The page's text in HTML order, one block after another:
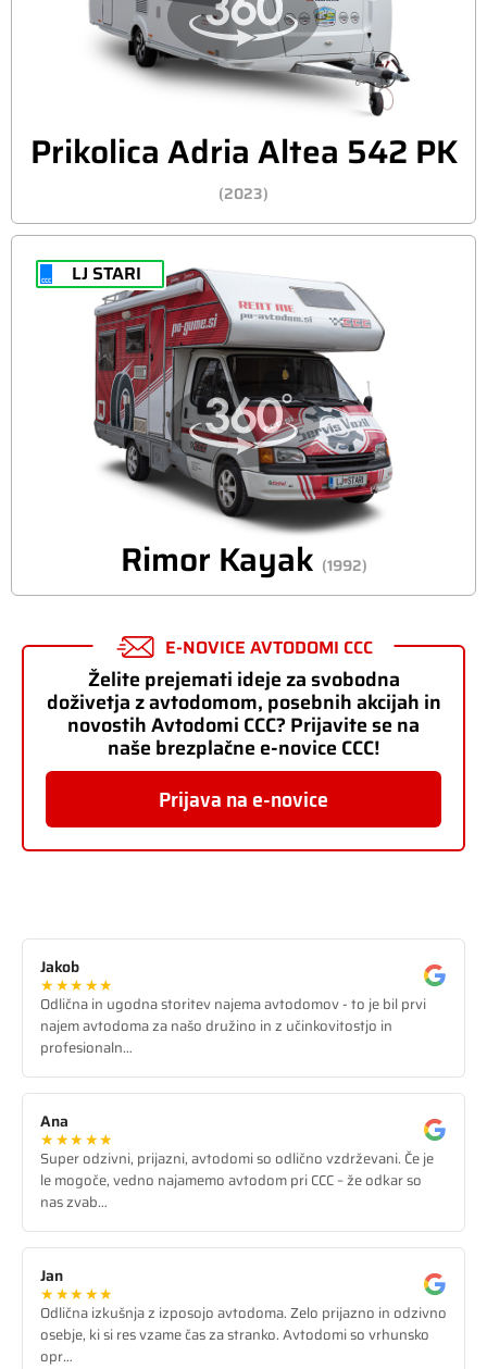
Prikolica Adria Altea 542 PK
(2023)
LJ STARI
Rimor Kayak (1992)
E-NOVICE AVTODOMI CCC
Želite prejemati ideje za svobodna
doživetja z avtodomom, posebnih akcijah in
novostih Avtodomi CCC? Prijavite se na
naše brezplačne e-novice CCC!
Prijava na e-novice
Jakob
★★★★★
Odlična in ugodna storitev najema avtodomov - to je bil prvi
najem avtodoma za našo družino in z učinkovitostjo in
profesionaln…
Ana
★★★★★
Super odzivni, prijazni, avtodomi so odlično vzdrževani. Če je
le mogoče, vedno najamemo avtodom pri CCC – že odkar so
nas zvab…
Jan
★★★★★
Odlična izkušnja z izposojo avtodoma. Zelo prijazno in odzivno
osebje, ki si res vzame čas za stranko. Avtodomi so vrhunsko
opr…